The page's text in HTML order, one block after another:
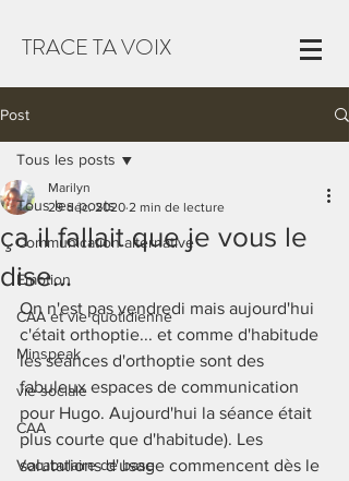
TRACE TA VOIX
Post
Tous les posts
Communication alternative
Emotion
CAA et vie quotidienne
Minspeak
vie sociale
CAA
Vocabulaire de base
Tous les posts
ça il fallait que je vous le
dise...
Marilyn
29 déc. 2020 2 min de lecture
On n'est pas vendredi mais aujourd'hui
c'était orthoptie... et comme d'habitude
les séances d'orthoptie sont des
fabuleux espaces de communication
pour Hugo. Aujourd'hui la séance était
plus courte que d'habitude). Les
salutations d'usage commencent dès le